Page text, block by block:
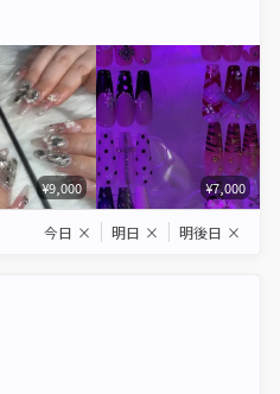
¥9,000 ¥7,000
今日 × 明日 × 明後日 ×